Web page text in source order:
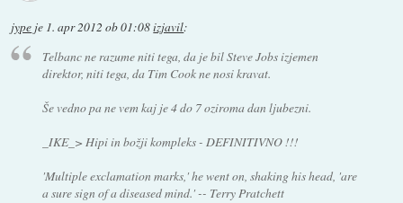
jype je 1. apr 2012 ob 01:08izjavil:
Telbanc ne razume niti tega, da je bil Steve Jobs izjemen
direktor, niti tega, da Tim Cook ne nosi kravat.
Še vedno pa ne vem kaj je 4 do 7 oziroma dan ljubezni.
_IKE_> Hipi in božji kompleks - DEFINITIVNO !!!
'Multiple exclamation marks,' he went on, shaking his head, 'are
a sure sign of a diseased mind.' -- Terry Pratchett